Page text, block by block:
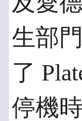
生部
了
停機